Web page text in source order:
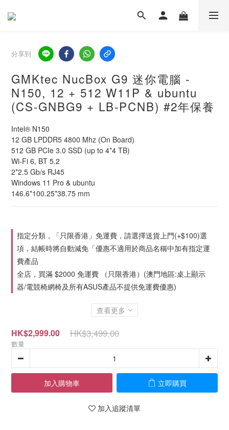
分享到
GMKtec NucBox G9 迷你電腦 -
N150, 12 + 512 W11P & ubuntu
(CS-GNBG9 + LB-PCNB) #2年保養
Intel® N150
12 GB LPDDR5 4800 Mhz (On Board)
512 GB PCIe 3.0 SSD (up to 4*4 TB)
Wi-Fi 6, BT 5.2
2*2.5 Gb/s RJ45
Windows 11 Pro & ubuntu
146.6*100.25*38.75 mm
指定分類，「只限香港」免運費，請選擇送貨上門(+$100)選
項，結帳時將自動減免「優惠不適用於商品名稱中加有指定運
費產品
全店，買滿 $2000 免運費 （只限香港）(澳門地區:桌上顯示
器/電競椅網椅及所有ASUS產品不提供免運費優惠)
查看更多
HK$2,999.00 HK$3,499.00
數量
加入購物車 立即購買
加入追蹤清單